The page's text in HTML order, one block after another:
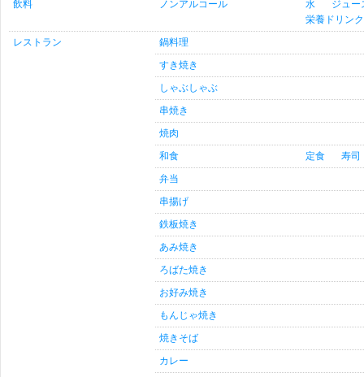
飲料 ノンアルコール 水
ジュー
栄養ドリンク
レストラン
鍋料理
すき焼き
しゃぶしゃぶ
串焼き
焼肉
和食
定食
寿司
弁当
串揚げ
鉄板焼き
あみ焼き
ろばた焼き
お好み焼き
もんじゃ焼き
焼きそば
カレー